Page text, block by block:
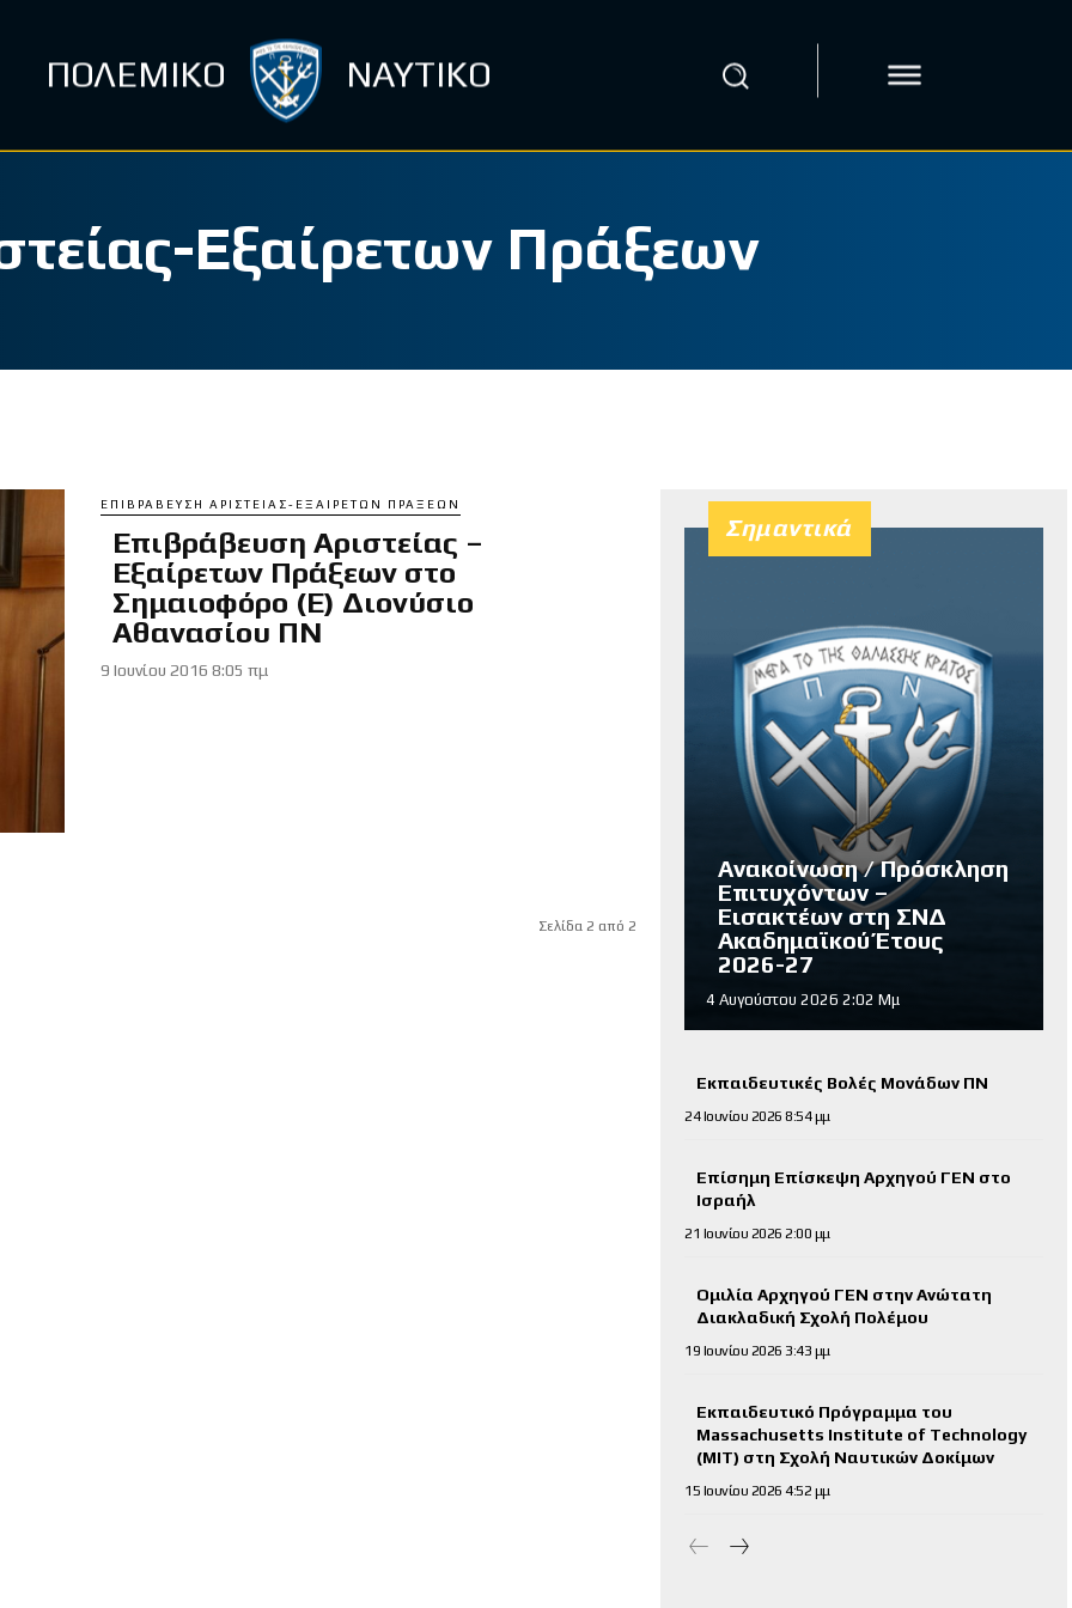
ΠΟΛΕΜΙΚΟ ΝΑΥΤΙΚΟ
Εξαίρετων Πράξεων
ΕΠΙΒΡΆΒΕΥΣΗ ΑΡΙΣΤΕΊΑΣ-ΕΞΑΊΡΕΤΩΝ ΠΡΆΞΕΩΝ
Επιβράβευση Αριστείας –
Εξαίρετων Πράξεων στο
Σημαιοφόρο (Ε) Διονύσιο
Αθανασίου ΠΝ
9 Ιουνίου 2016 8:05 πμ
Σελίδα 2 από 2
Σημαντικά
Ανακοίνωση / Πρόσκληση
Επιτυχόντων –
Εισακτέων στη ΣΝΔ
Ακαδημαϊκού Έτους
2026-27
4 Αυγούστου 2026 2:02 Μμ
Εκπαιδευτικές Βολές Μονάδων ΠΝ
24 Ιουνίου 2026 8:54 μμ
Επίσημη Επίσκεψη Αρχηγού ΓΕΝ στο
Ισραήλ
21 Ιουνίου 2026 2:00 μμ
Ομιλία Αρχηγού ΓΕΝ στην Ανώτατη
Διακλαδική Σχολή Πολέμου
19 Ιουνίου 2026 3:43 μμ
Εκπαιδευτικό Πρόγραμμα του
Massachusetts Institute of Technology
(MIT) στη Σχολή Ναυτικών Δοκίμων
15 Ιουνίου 2026 4:52 μμ